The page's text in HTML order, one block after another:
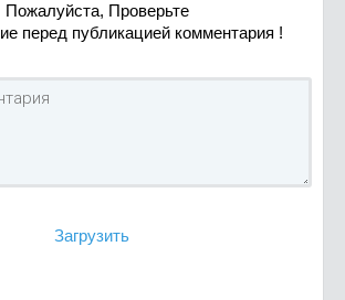
Пожалуйста, Проверьте
перед публикацией комментария !
Загрузить